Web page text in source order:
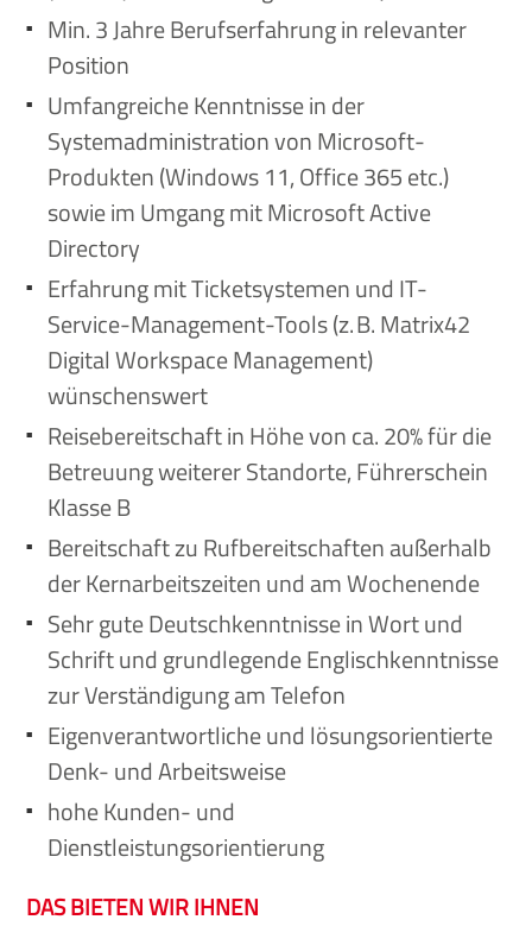
Min. 3 Jahre Berufserfahrung in relevanter
Position
Umfangreiche Kenntnisse in der
Systemadministration von Microsoft-
Produkten (Windows 11, Office 365 etc.)
sowie im Umgang mit Microsoft Active
Directory
Erfahrung mit Ticketsystemen und IT-
Service-Management-Tools (z. B. Matrix42
Digital Workspace Management)
wünschenswert
Reisebereitschaft in Höhe von ca. 20% für die
Betreuung weiterer Standorte, Führerschein
Klasse B
Bereitschaft zu Rufbereitschaften außerhalb
der Kernarbeitszeiten und am Wochenende
Sehr gute Deutschkenntnisse in Wort und
Schrift und grundlegende Englischkenntnisse
zur Verständigung am Telefon
Eigenverantwortliche und lösungsorientierte
Denk- und Arbeitsweise
hohe Kunden- und
Dienstleistungsorientierung
DAS BIETEN WIR IHNEN